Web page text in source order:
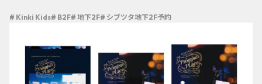
# Kinki Kids# B2F# 地下2F# シブツタ地下2F予約